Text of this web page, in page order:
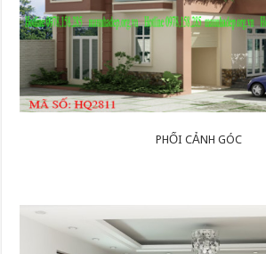
PHỐI CẢNH GÓC